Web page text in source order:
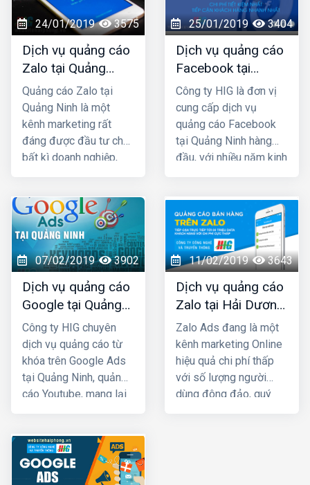
Google và đã mang lại
thành công cho rất
nhiều khách hàng trên
khắp Việt Nam.
24/01/2019 3575
Dịch vụ quảng cáo
Zalo tại Quảng
Ninh uy tín và giá
rẻ nhất
Quảng cáo Zalo tại
Quảng Ninh là một
kênh marketing rất
đáng được đầu tư cho
bất kì doanh nghiệp,
dành cho giới trẻ. Bởi lẽ
100% người dùng Zalo
đều là người thật cùng
với hơn 80+ triệu người
dùng thường xuyên, vì
vậy một khi mẫu quảng
cáo của bạn xuất hiện
là chắc chắn sẽ được
tiếp cận với những
khách hàng có nhu cầu
mua bán thật, đúng với
nhu cầu sử dụng sản
25/01/2019 3404
Dịch vụ quảng cáo
Facebook tại
Quảng Ninh giá rẻ,
uy tín nhất
Công ty HIG là đơn vị
cung cấp dịch vụ
quảng cáo Facebook
tại Quảng Ninh hàng
đầu, với nhiều năm kinh
khách hàng lớn nhỏ ở
Quảng Ninh và toàn
quốc Việt Nam, chúng
tôi chắc chắn sẽ giúp
quý khách phát triển
kinh doanh nhanh
chóng.
07/02/2019 3902
Dịch vụ quảng cáo
Google tại Quảng
Ninh giá rẻ
Công ty HIG chuyên
dịch vụ quảng cáo từ
khóa trên Google Ads
tại Quảng Ninh, quảng
cáo Youtube, mang lại
rất thấp. Ngoài việc
giúp cho khách hàng
chủ động tìm đến bạn
11/02/2019 3643
Dịch vụ quảng cáo
Zalo tại Hải Dương
giá rẻ, uy tín nhất
Zalo Ads đang là một
kênh marketing Online
hiệu quả chi phí thấp
với số lượng người
dùng đông đảo, quý